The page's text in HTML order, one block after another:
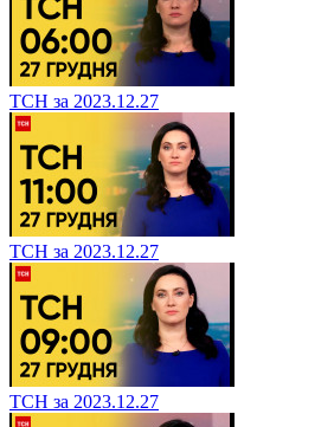
ТСН за 2023.12.27
ТСН за 2023.12.27
ТСН за 2023.12.27